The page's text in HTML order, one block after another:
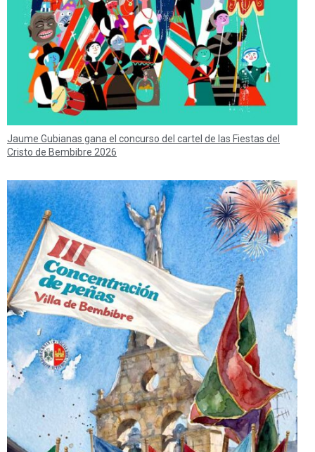
Jaume Gubianas gana el concurso del cartel de las Fiestas del
Cristo de Bembibre 2026